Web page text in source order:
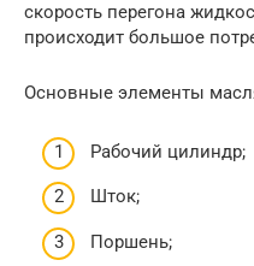
скорость перегона
происходит большое
Основные элементы
Рабочий цилиндр;
Шток;
Поршень;